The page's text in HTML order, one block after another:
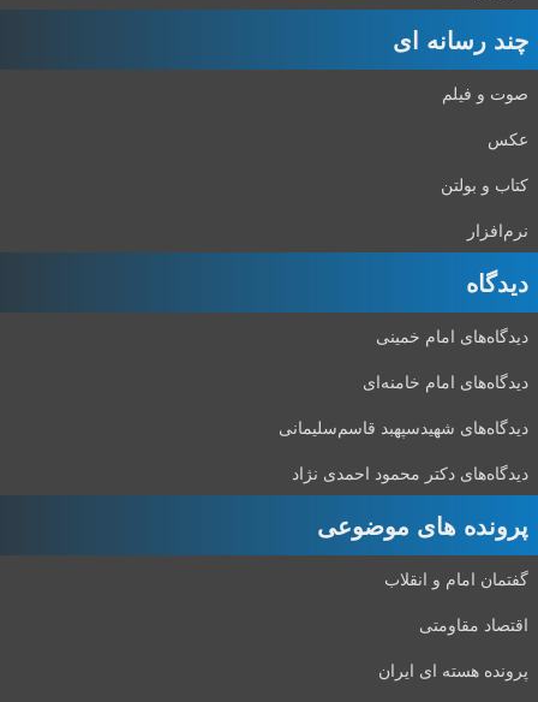
چند رسانه ای
صوت و فیلم
عکس
کتاب و بولتن
نرم‌افزار
دیدگاه‌
دیدگاه‌های امام خمینی
دیدگاه‌های امام خامنه‌ای
دیدگاه‌های شهید‌سپهبد قاسم‌سلیمانی
دیدگاه‌های دکتر محمود احمدی نژاد
پرونده های موضوعی
گفتمان امام و انقلاب
اقتصاد مقاومتی
پرونده هسته ای ایران